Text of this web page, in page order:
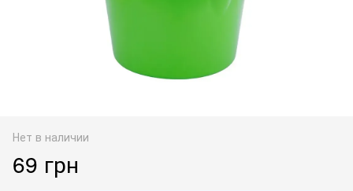
Нет в наличии
69 грн